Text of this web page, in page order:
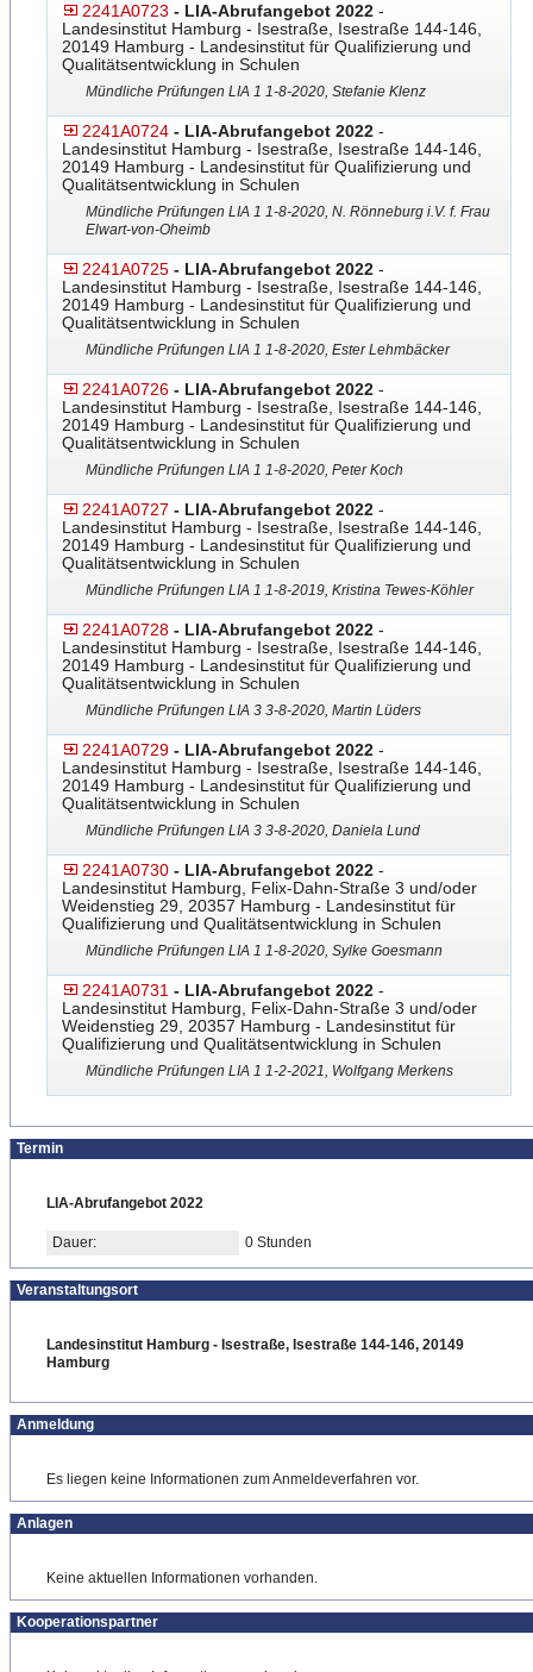
2241A0723 - LIA-Abrufangebot 2022 -
Landesinstitut Hamburg - Isestraße, Isestraße 144-146,
20149 Hamburg - Landesinstitut für Qualifizierung und
Qualitätsentwicklung in Schulen
Mündliche Prüfungen LIA 1 1-8-2020, Stefanie Klenz
2241A0724 - LIA-Abrufangebot 2022 -
Landesinstitut Hamburg - Isestraße, Isestraße 144-146,
20149 Hamburg - Landesinstitut für Qualifizierung und
Qualitätsentwicklung in Schulen
Mündliche Prüfungen LIA 1 1-8-2020, N. Rönneburg i.V. f. Frau
Elwart-von-Oheimb
2241A0725 - LIA-Abrufangebot 2022 -
Landesinstitut Hamburg - Isestraße, Isestraße 144-146,
20149 Hamburg - Landesinstitut für Qualifizierung und
Qualitätsentwicklung in Schulen
Mündliche Prüfungen LIA 1 1-8-2020, Ester Lehmbäcker
2241A0726 - LIA-Abrufangebot 2022 -
Landesinstitut Hamburg - Isestraße, Isestraße 144-146,
20149 Hamburg - Landesinstitut für Qualifizierung und
Qualitätsentwicklung in Schulen
Mündliche Prüfungen LIA 1 1-8-2020, Peter Koch
2241A0727 - LIA-Abrufangebot 2022 -
Landesinstitut Hamburg - Isestraße, Isestraße 144-146,
20149 Hamburg - Landesinstitut für Qualifizierung und
Qualitätsentwicklung in Schulen
Mündliche Prüfungen LIA 1 1-8-2019, Kristina Tewes-Köhler
2241A0728 - LIA-Abrufangebot 2022 -
Landesinstitut Hamburg - Isestraße, Isestraße 144-146,
20149 Hamburg - Landesinstitut für Qualifizierung und
Qualitätsentwicklung in Schulen
Mündliche Prüfungen LIA 3 3-8-2020, Martin Lüders
2241A0729 - LIA-Abrufangebot 2022 -
Landesinstitut Hamburg - Isestraße, Isestraße 144-146,
20149 Hamburg - Landesinstitut für Qualifizierung und
Qualitätsentwicklung in Schulen
Mündliche Prüfungen LIA 3 3-8-2020, Daniela Lund
2241A0730 - LIA-Abrufangebot 2022 -
Landesinstitut Hamburg, Felix-Dahn-Straße 3 und/oder
Weidenstieg 29, 20357 Hamburg - Landesinstitut für
Qualifizierung und Qualitätsentwicklung in Schulen
Mündliche Prüfungen LIA 1 1-8-2020, Sylke Goesmann
2241A0731 - LIA-Abrufangebot 2022 -
Landesinstitut Hamburg, Felix-Dahn-Straße 3 und/oder
Weidenstieg 29, 20357 Hamburg - Landesinstitut für
Qualifizierung und Qualitätsentwicklung in Schulen
Mündliche Prüfungen LIA 1 1-2-2021, Wolfgang Merkens
Termin
LIA-Abrufangebot 2022
Dauer: 0 Stunden
Veranstaltungsort
Landesinstitut Hamburg - Isestraße, Isestraße 144-146, 20149
Hamburg
Anmeldung
Es liegen keine Informationen zum Anmeldeverfahren vor.
Anlagen
Keine aktuellen Informationen vorhanden.
Kooperationspartner